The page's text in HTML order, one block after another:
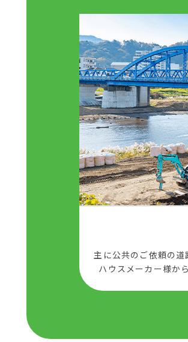
主に公共のご依頼の
ハウスメーカー様か